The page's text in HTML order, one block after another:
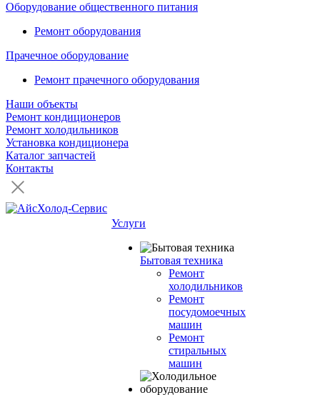
Оборудование общественного питания
Ремонт оборудования
Прачечное оборудование
Ремонт прачечного оборудования
Наши объекты
Ремонт кондиционеров
Ремонт холодильников
Установка кондиционера
Каталог запчастей
Контакты
Услуги
Бытовая техника
Ремонт
холодильников
Ремонт
посудомоечных
машин
Ремонт
стиральных
машин